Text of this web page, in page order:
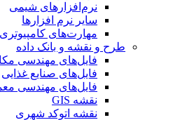
نرم‌افزارهای شیمی
سایر نرم افزارها
مهارت‌های کامپیوتری
طرح و نقشه و بانک داده
فایل‌های مهندسی مکانیک
فایل‌های صنایع غذایی
فایل‌های مهندسی معماری
نقشه GIS
نقشه اتوکد شهری